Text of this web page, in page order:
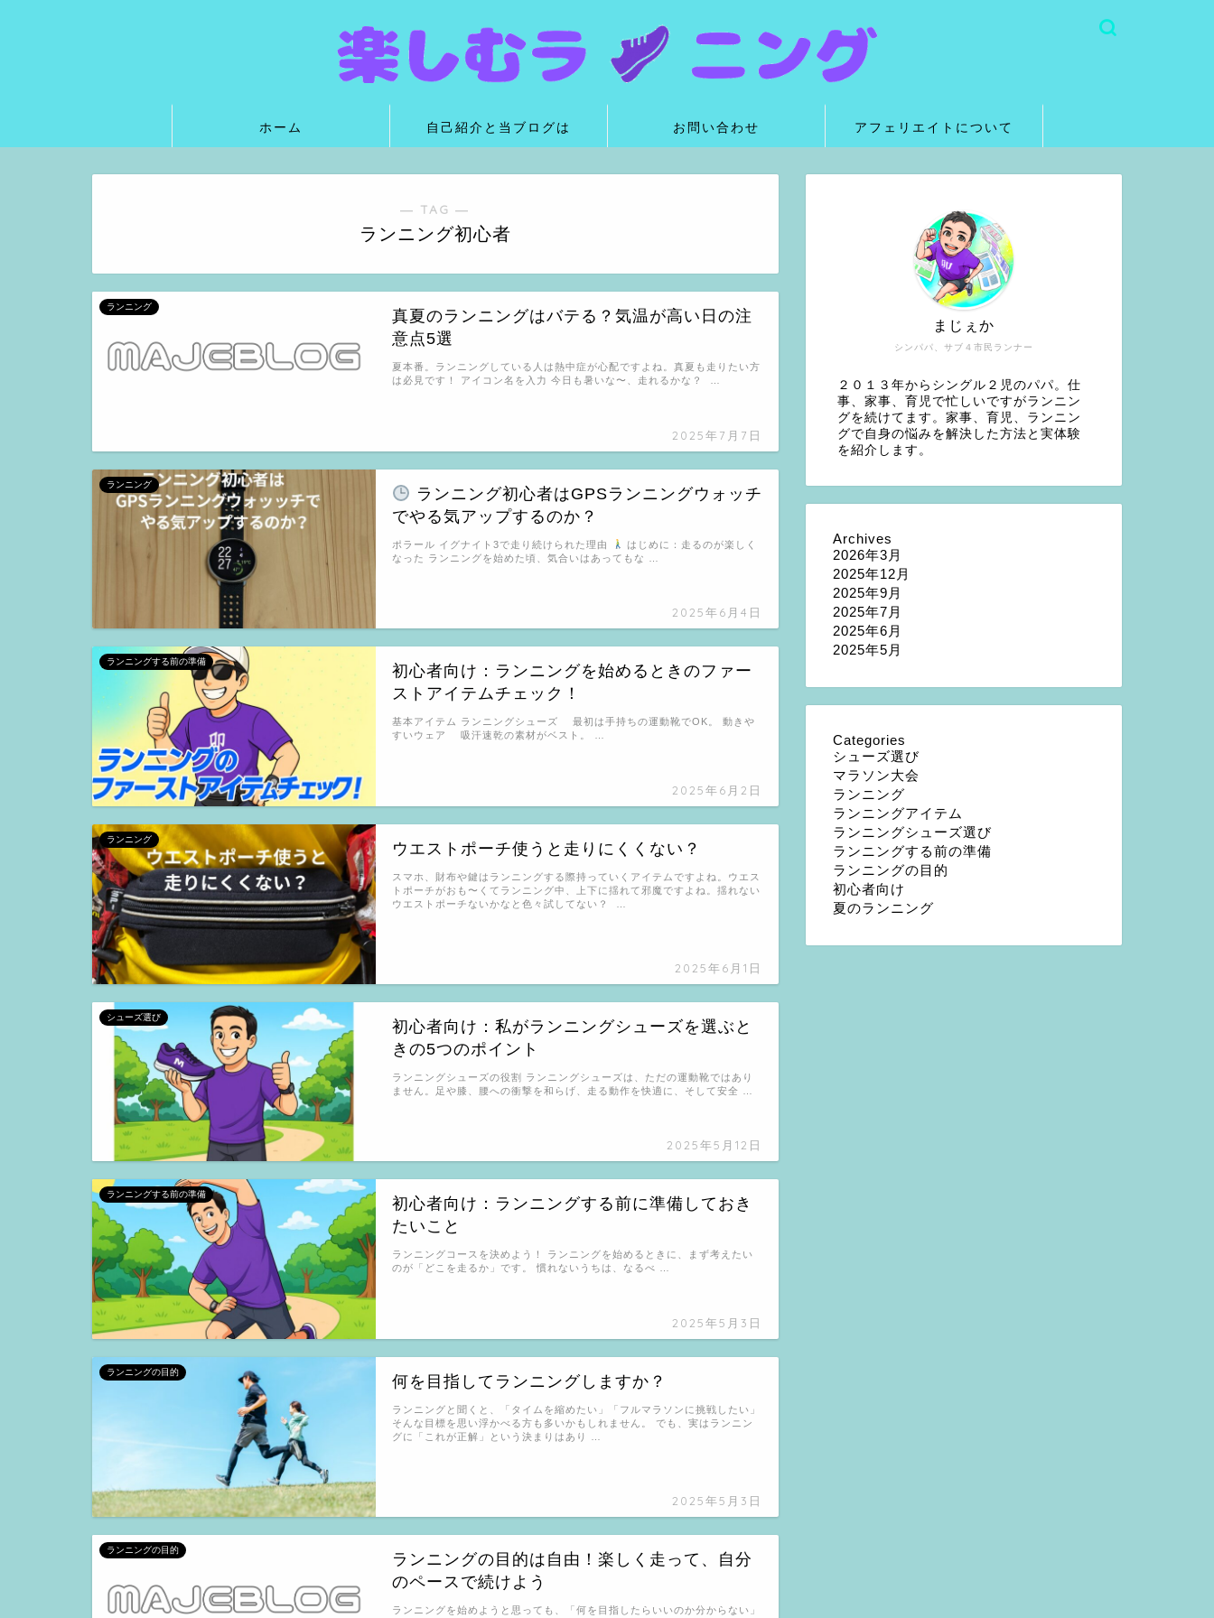
ホーム 自己紹介と当ブログは お問い合わせ アフェリエイトについて
― TAG ―
ランニング初心者
ランニング
真夏のランニングはバテる？気温が高い日の注
意点5選
2025年7月7日
夏本番。ランニングしている人は熱中症が心配ですよね。真夏も走りたい方
は必見です！ アイコン名を入力 今日も暑いな〜、走れるかな？ …
ランニング
ランニング初心者はGPSランニングウォッチ
でやる気アップするのか？
2025年6月4日
ポラール イグナイト3で走り続けられた理由
はじめに：走るのが楽しく
なった ランニングを始めた頃、気合いはあってもな …
ランニングする前の準備
初心者向け：ランニングを始めるときのファー
ストアイテムチェック！
2025年6月2日
基本アイテム ランニングシューズ 最初は手持ちの運動靴でOK。 動きや
すいウェア 吸汗速乾の素材がベスト。 …
ランニング
ウエストポーチ使うと走りにくくない？
2025年6月1日
スマホ、財布や鍵はランニングする際持っていくアイテムですよね。ウエス
トポーチがおも〜くてランニング中、上下に揺れて邪魔ですよね。揺れない
ウエストポーチないかなと色々試してない？ …
シューズ選び
初心者向け：私がランニングシューズを選ぶと
きの5つのポイント
2025年5月12日
ランニングシューズの役割 ランニングシューズは、ただの運動靴ではあり
ません。足や膝、腰への衝撃を和らげ、走る動作を快適に、そして安全 …
ランニングする前の準備
初心者向け：ランニングする前に準備しておき
たいこと
2025年5月3日
ランニングコースを決めよう！ ランニングを始めるときに、まず考えたい
のが「どこを走るか」です。 慣れないうちは、なるべ …
ランニングの目的
何を目指してランニングしますか？
2025年5月3日
ランニングと聞くと、「タイムを縮めたい」「フルマラソンに挑戦したい」
そんな目標を思い浮かべる方も多いかもしれません。 でも、実はランニン
グに「これが正解」という決まりはあり …
ランニングの目的
ランニングの目的は自由！楽しく走って、自分
のペースで続けよう
ランニングを始めようと思っても、「何を目指したらいいのか分からない」
シンパパ、サブ４市民ランナー
まじぇか
２０１３年からシングル２児のパパ。仕
事、家事、育児で忙しいですがランニン
グを続けてます。家事、育児、ランニン
グで自身の悩みを解決した方法と実体験
を紹介します。
Archives
2026年3月
2025年12月
2025年9月
2025年7月
2025年6月
2025年5月
Categories
シューズ選び
マラソン大会
ランニング
ランニングアイテム
ランニングシューズ選び
ランニングする前の準備
ランニングの目的
初心者向け
夏のランニング